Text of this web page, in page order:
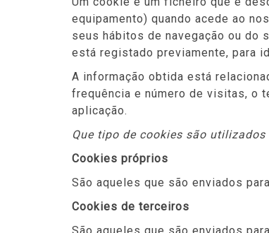
equipamento) quando acede ao
seus hábitos de navegação ou do
está registado previamente, para
A informação obtida está
frequência e número de visitas, o
aplicação.
Que tipo de cookies são
Cookies próprios
São aqueles que são enviados
Cookies de terceiros